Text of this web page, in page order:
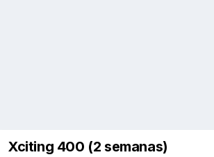
Xciting 400 (2 semanas)